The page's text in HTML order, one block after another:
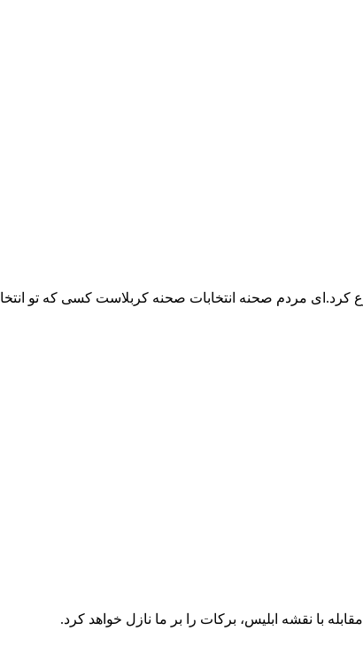
کرد.ای مردم صحنه انتخابات صحنه کربلاست کسی که تو
با نقشه ابلیس، برکات را بر ما نازل خواهد کرد.